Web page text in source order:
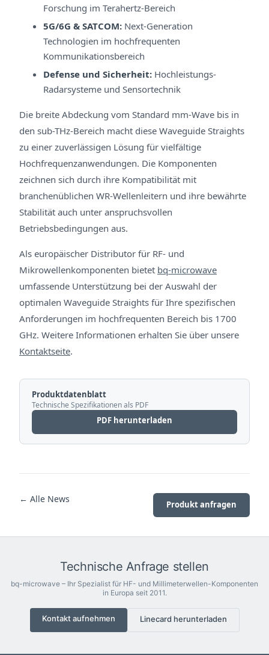
Forschung im Terahertz-Bereich
5G/6G & SATCOM: Next-Generation
Technologien im hochfrequenten
Kommunikationsbereich
Defense und Sicherheit: Hochleistungs-
Radarsysteme und Sensortechnik
Die breite Abdeckung vom Standard mm-Wave bis in
den sub-THz-Bereich macht diese Waveguide Straights
zu einer zuverlässigen Lösung für vielfältige
Hochfrequenzanwendungen. Die Komponenten
zeichnen sich durch ihre Kompatibilität mit
branchenüblichen WR-Wellenleitern und ihre bewährte
Stabilität auch unter anspruchsvollen
Betriebsbedingungen aus.
Als europäischer Distributor für RF- und
Mikrowellenkomponenten bietet bq-microwave
umfassende Unterstützung bei der Auswahl der
optimalen Waveguide Straights für Ihre spezifischen
Anforderungen im hochfrequenten Bereich bis 1700
GHz. Weitere Informationen erhalten Sie über unsere
Kontaktseite.
Produktdatenblatt
Technische Spezifikationen als PDF
PDF herunterladen
← Alle News Produkt anfragen
Technische Anfrage stellen
bq-microwave – Ihr Spezialist für HF- und Millimeterwellen-Komponenten
in Europa seit 2011.
Kontakt aufnehmen Linecard herunterladen